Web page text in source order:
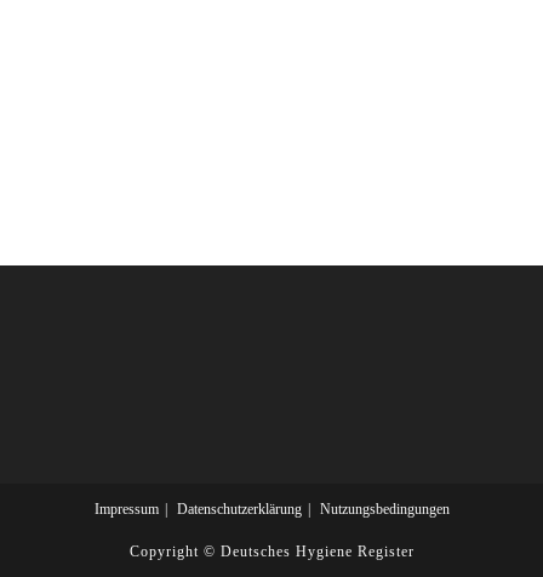
Impressum Datenschutzerklärung Nutzungsbedingungen
Copyright © Deutsches Hygiene Register